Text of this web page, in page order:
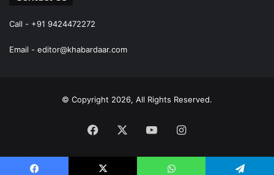
Call - +91 9424472272
Email - editor@khabardaar.com
© Copyright 2026, All Rights Reserved.
Facebook YouTubeInstagram